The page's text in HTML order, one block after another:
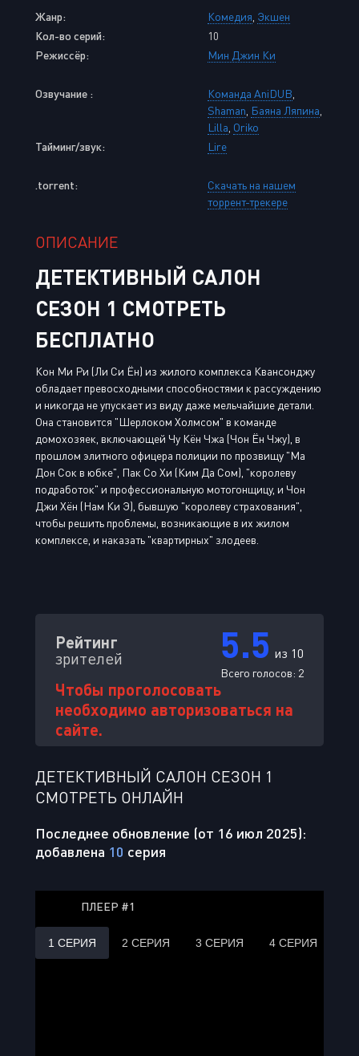
Жанр: Комедия Экшен
Кол-во серий:
10
Режиссёр:
Мин Джин Ки
Озвучание : Команда AniDUB
Shaman Баяна Ляпина
Lilla Oriko
Тайминг/звук:
Lire
.torrent:
Скачать на нашем
торрент-трекере
ОПИСАНИЕ
ДЕТЕКТИВНЫЙ САЛОН
СЕЗОН 1 СМОТРЕТЬ
БЕСПЛАТНО
Кон Ми Ри (Ли Си Ён) из жилого комплекса Квансонджу
обладает превосходными способностями к рассуждению
и никогда не упускает из виду даже мельчайшие детали.
Она становится "Шерлоком Холмсом" в команде
домохозяек, включающей Чу Кён Чжа (Чон Ён Чжу), в
прошлом элитного офицера полиции по прозвищу "Ма
Дон Сок в юбке", Пак Со Хи (Ким Да Сом), "королеву
подработок" и профессиональную мотогонщицу, и Чон
Джи Хён (Нам Ки Э), бывшую "королеву страхования",
чтобы решить проблемы, возникающие в их жилом
комплексе, и наказать "квартирных" злодеев.
Рейтинг
зрителей 5.5 из 10
Всего голосов: 2
Чтобы проголосовать
необходимо авторизоваться на
сайте.
ДЕТЕКТИВНЫЙ САЛОН СЕЗОН 1
СМОТРЕТЬ ОНЛАЙН
Последнее обновление (от 16 июл 2025):
добавлена 10 серия
ПЛЕЕР #1